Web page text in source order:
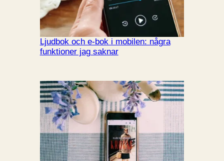
Ljudbok och e-bok i mobilen: några
funktioner jag saknar